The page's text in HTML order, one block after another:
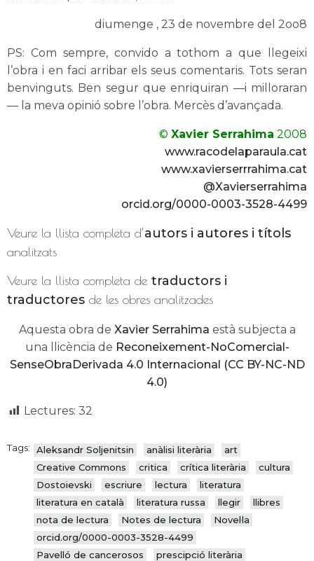
diumenge , 23 de novembre del 2oo8
PS: Com sempre, convido a tothom a que llegeixi
l’obra i en faci arribar els seus comentaris. Tots seran
benvinguts. Ben segur que enriquiran —i milloraran
— la meva opinió sobre l’obra. Mercès d’avançada.
© Xavier Serrahima 2008
www.racodelaparaula.cat
www.xavierserrrahima.cat
@Xavierserrahima
orcid.org/0000-0003-3528-4499
Veure la llista completa d’autors i autores i títols
analitzats
Veure la llista completa de traductors i
traductores de les obres analitzades
Aquesta obra de Xavier Serrahima està subjecta a
una llicència de Reconeixement-NoComercial-
SenseObraDerivada 4.0 Internacional (CC BY-NC-ND
4.0)
Lectures: 32
Tags: Aleksandr Soljenitsin anàlisi literària
art
Creative Commons
critica crítica literària
cultura
Dostoievski
escriure lectura
literatura
literatura en català
literatura russa llegir
llibres
nota de lectura
Notes de lectura
Novel·la
orcid.org/0000-0003-3528-4499
Pavelló de cancerosos
prescipció literària